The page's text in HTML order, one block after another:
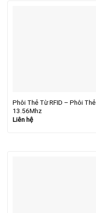
Phôi Thẻ Từ RFID – Phôi Thẻ
13.56Mhz
Liên hệ